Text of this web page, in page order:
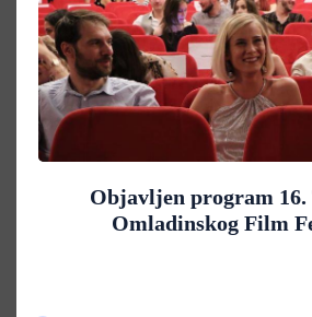
Objavljen program 16.
Omladinskog Film